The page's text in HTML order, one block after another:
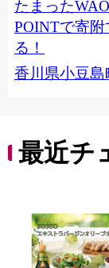
たまった
POINTで寄附
る！
香川県小豆島
最近チ